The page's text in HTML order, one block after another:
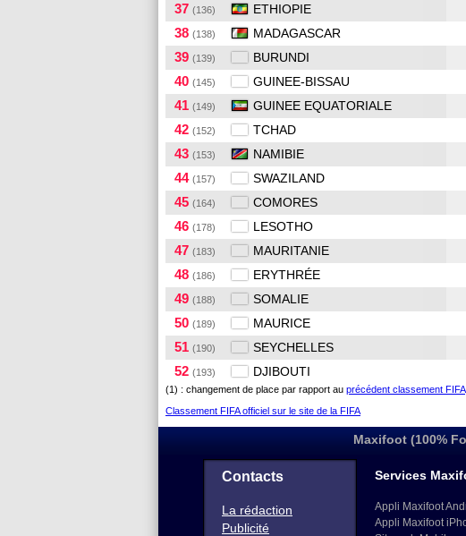
37 (136) ETHIOPIE
38 (138) MADAGASCAR
39 (139) BURUNDI
40 (145) GUINEE-BISSAU
41 (149) GUINEE EQUATORIALE
42 (152) TCHAD
43 (153) NAMIBIE
44 (157) SWAZILAND
45 (164) COMORES
46 (178) LESOTHO
47 (183) MAURITANIE
48 (186) ERYTHRÉE
49 (188) SOMALIE
50 (189) MAURICE
51 (190) SEYCHELLES
52 (193) DJIBOUTI
(1) : changement de place par rapport au précédent classement FIFA
Classement FIFA officiel sur le site de la FIFA
Maxifoot (100%
Contacts
La rédaction
Publicité
Services
Appli Maxifoot
Appli Maxifoot